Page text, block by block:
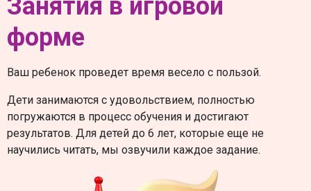
Занятия в игровой
форме
Ваш ребенок проведет время весело с пользой.
Дети занимаются с удовольствием, полностью
погружаются в процесс обучения и достигают
результатов. Для детей до 6 лет, которые еще не
научились читать, мы озвучили каждое задание.